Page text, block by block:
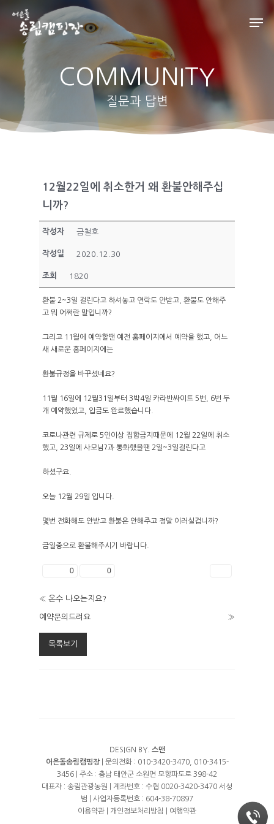
Hit enter to search or ESC to close
COMMUNITY
질문과 답변
12월22일에 취소한거 왜 환불안해주십
니까?
작성자 금철호
작성일 2020.12.30
조회 1820
환불 2~3일 걸린다고 하셔놓고 연락도 안받고, 환불도 안해주
고 뭐 어쩌란 말입니까?
그리고 11월에 예약할땐 예전 홈페이지에서 예약을 했고, 어느
새 새로운 홈페이지에는
환불규정을 바꾸셨네요?
11월 16일에 12월31일부터 3박4일 카라반싸이트 5번, 6번 두
개 예약했었고, 입금도 완료했습니다.
코로나관련 규제로 5인이상 집합금지때문에 12월 22일에 취소
했고, 23일에 사모님?과 통화했을땐 2일~3일걸린다고
하셨구요.
오늘 12월 29일 입니다.
몇번 전화해도 안받고 환불은 안해주고 정말 이러실겁니까?
금일중으로 환불해주시기 바랍니다.
0 0
« 온수 나오는지요?
예약문의드려요 »
목록보기
DESIGN BY. 스맨
어은돌송림캠핑장| 문의전화 : 010-3420-3470, 010-3415-
3456 | 주소 : 충남 태안군 소원면 모항파도로 398-42
대표자 : 송림관광농원 | 계좌번호 : 수협 0020-3420-3470 서성
범 | 사업자등록번호 : 604-38-70897
이용약관
개인정보처리방침
여행약관
캠핑장 소개
인사말
객실/사이트
C구역
D구역
뜨란채
본관 / 별관
개수대
예약하기
예약안내
[캠핑]실시간예약
외부풍경